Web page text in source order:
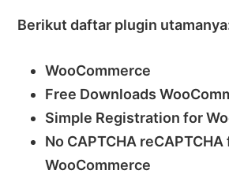
Berikut daftar plugin
WooCommerce
Free Downloads
Simple Registration for
No CAPTCHA reCAPTCHA
WooCommerce